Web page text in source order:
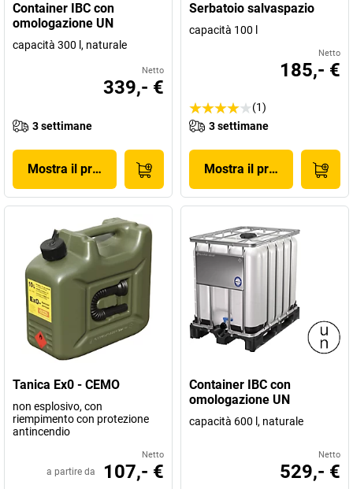
Container IBC con
omologazione UN
capacità 300 l, naturale
Netto
339,- €
3 settimane
Mostra il prodotto
Serbatoio salvaspazio
capacità 100 l
Netto
185,- €
(1)
3 settimane
Mostra il prodotto
Tanica Ex0 - CEMO
non esplosivo, con
riempimento con protezione
antincendio
Netto
a partire da 107,- €
Container IBC con
omologazione UN
capacità 600 l, naturale
Netto
529,- €